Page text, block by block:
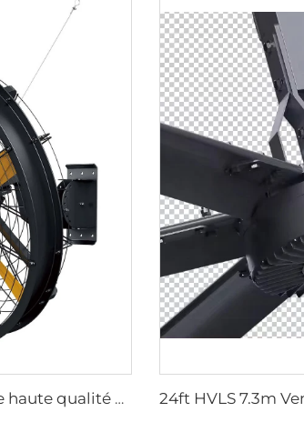
Ventilateurs industriels de haute qualité à grande vitesse fixés au mur pour entrepôt